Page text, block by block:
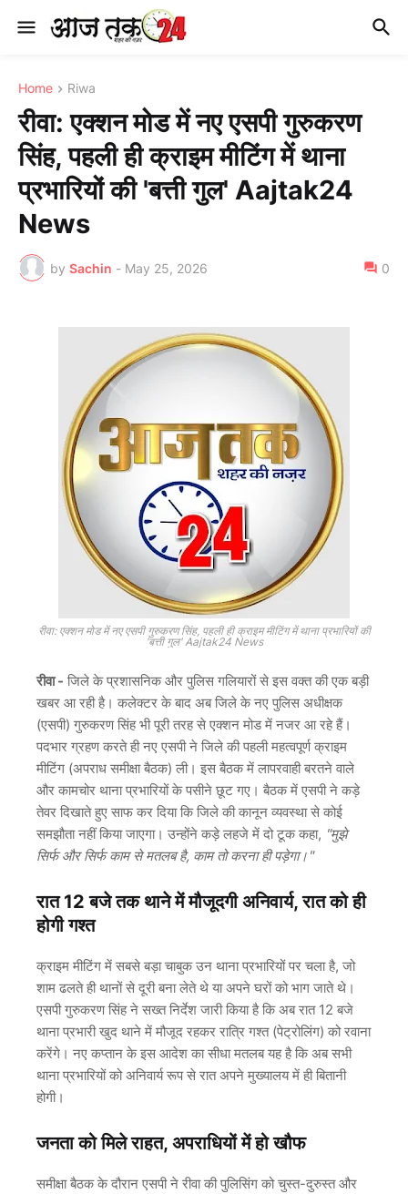
Home Riwa
रीवा: एक्शन मोड में नए एसपी गुरुकरण
सिंह, पहली ही क्राइम मीटिंग में थाना
प्रभारियों की 'बत्ती गुल' Aajtak24
News
by Sachin - May 25, 2026 0
रीवा: एक्शन मोड में नए एसपी गुरुकरण सिंह, पहली ही क्राइम मीटिंग में थाना प्रभारियों की
'बत्ती गुल' Aajtak24 News
रीवा - जिले के प्रशासनिक और पुलिस गलियारों से इस वक्त की एक बड़ी
खबर आ रही है। कलेक्टर के बाद अब जिले के नए पुलिस अधीक्षक
(एसपी) गुरुकरण सिंह भी पूरी तरह से एक्शन मोड में नजर आ रहे हैं।
पदभार ग्रहण करते ही नए एसपी ने जिले की पहली महत्वपूर्ण क्राइम
मीटिंग (अपराध समीक्षा बैठक) ली। इस बैठक में लापरवाही बरतने वाले
और कामचोर थाना प्रभारियों के पसीने छूट गए। बैठक में एसपी ने कड़े
तेवर दिखाते हुए साफ कर दिया कि जिले की कानून व्यवस्था से कोई
समझौता नहीं किया जाएगा। उन्होंने कड़े लहजे में दो टूक कहा, "मुझे
सिर्फ और सिर्फ काम से मतलब है, काम तो करना ही पड़ेगा।"
रात 12 बजे तक थाने में मौजूदगी अनिवार्य, रात को ही
होगी गश्त
क्राइम मीटिंग में सबसे बड़ा चाबुक उन थाना प्रभारियों पर चला है, जो
शाम ढलते ही थानों से दूरी बना लेते थे या अपने घरों को भाग जाते थे।
एसपी गुरुकरण सिंह ने सख्त निर्देश जारी किया है कि अब रात 12 बजे
थाना प्रभारी खुद थाने में मौजूद रहकर रात्रि गश्त (पेट्रोलिंग) को रवाना
करेंगे। नए कप्तान के इस आदेश का सीधा मतलब यह है कि अब सभी
थाना प्रभारियों को अनिवार्य रूप से रात अपने मुख्यालय में ही बितानी
होगी।
जनता को मिले राहत, अपराधियों में हो खौफ
समीक्षा बैठक के दौरान एसपी ने रीवा की पुलिसिंग को चुस्त-दुरुस्त और